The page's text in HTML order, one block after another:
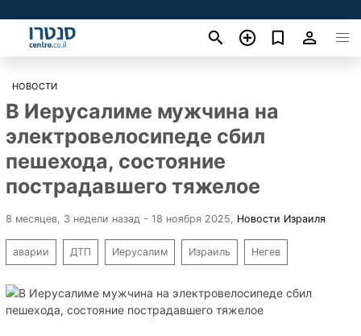
НОВОСТИ
В Иерусалиме мужчина на
электровелосипеде сбил
пешехода, состояние
пострадавшего тяжелое
8 месяцев, 3 недели назад - 18 ноября 2025 Новости Израиля
аварии ДТП Иерусалим Израиль Негев